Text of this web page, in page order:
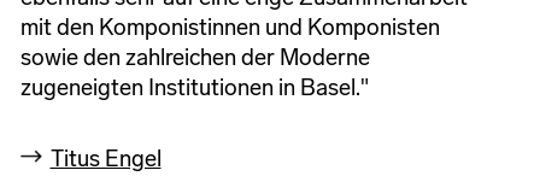
mit den Komponistinnen und Komponisten
sowie den zahlreichen der Moderne
zugeneigten Institutionen in Basel."
Titus Engel